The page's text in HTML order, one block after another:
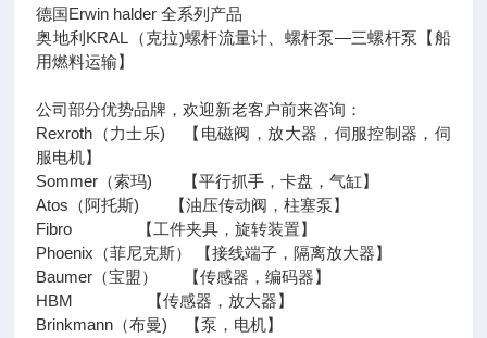
德国Erwin halder 全系列产品
奥地利KRAL（克拉)螺杆流量计、螺杆泵—三螺杆泵【船
用燃料运输】
公司部分优势品牌，欢迎新老客户前来咨询：
Rexroth（力士乐) 【电磁阀，放大器，伺服控制器，伺
服电机】
Sommer（索玛) 【平行抓手，卡盘，气缸】
Atos（阿托斯) 【油压传动阀，柱塞泵】
Fibro 【工件夹具，旋转装置】
Phoenix（菲尼克斯） 【接线端子，隔离放大器】
Baumer（宝盟） 【传感器，编码器】
HBM 【传感器，放大器】
Brinkmann（布曼) 【泵，电机】